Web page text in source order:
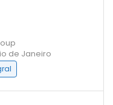
de Janeiro